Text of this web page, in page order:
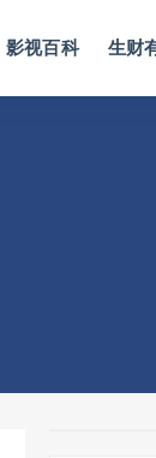
影视百科 生财